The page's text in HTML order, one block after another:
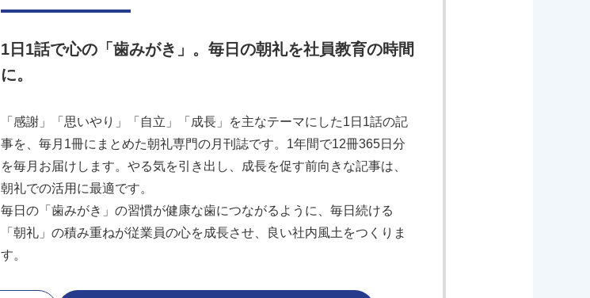
1日1話で心の「歯みがき」。毎日の朝礼を社員教育の時間
に。
「感謝」「思いやり」「自立」「成長」を主なテーマにした1日1話の記
事を、毎月1冊にまとめた朝礼専門の月刊誌です。1年間で12冊365日分
を毎月お届けします。やる気を引き出し、成長を促す前向きな記事は、
朝礼での活用に最適です。
毎日の「歯みがき」の習慣が健康な歯につながるように、毎日続ける
「朝礼」の積み重ねが従業員の心を成長させ、良い社内風土をつくりま
す。